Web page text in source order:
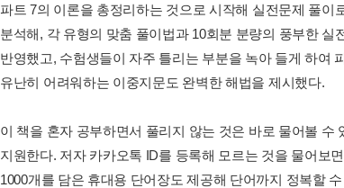
파트 7의 이론을 총정리하는 것으로 시작해 실전문제 풀
분석해, 각 유형의 맞춤 풀이법과 10회분 분량의 풍부한
반영했고, 수험생들이 자주 틀리는 부분을 녹아 들게 하여
유난히 어려워하는 이중지문도 완벽한 해법을 제시했다.
이 책을 혼자 공부하면서 풀리지 않는 것은 바로 물어볼
지원한다. 저자 카카오톡 ID를 등록해 모르는 것을 물어보
1000개를 담은 휴대용 단어장도 제공해 단어까지 정복할